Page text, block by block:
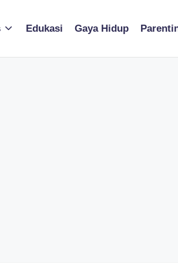
Edukasi Gaya Hidup